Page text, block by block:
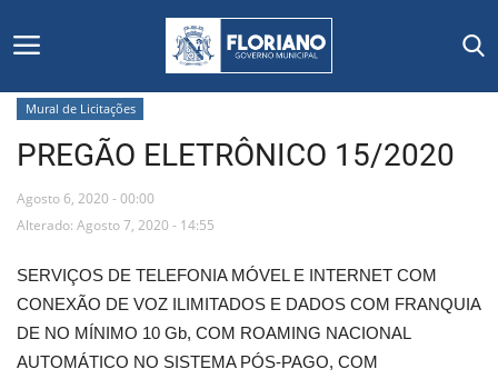
Início
Editais
Floriano
Secretarias e Órgãos
Mural de Licitações
PREGÃO ELETRÔNICO 15/2020
Agosto 6, 2020 - 00:00
Alterado: Agosto 7, 2020 - 14:55
SERVIÇOS DE TELEFONIA MÓVEL E INTERNET COM
CONEXÃO DE VOZ ILIMITADOS E DADOS COM FRANQUIA
DE NO MÍNIMO 10 Gb, COM ROAMING NACIONAL
AUTOMÁTICO NO SISTEMA PÓS-PAGO, COM